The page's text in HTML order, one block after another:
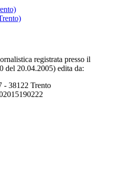
registrata presso il
del 20.04.2005) edita da:
- 38122 Trento